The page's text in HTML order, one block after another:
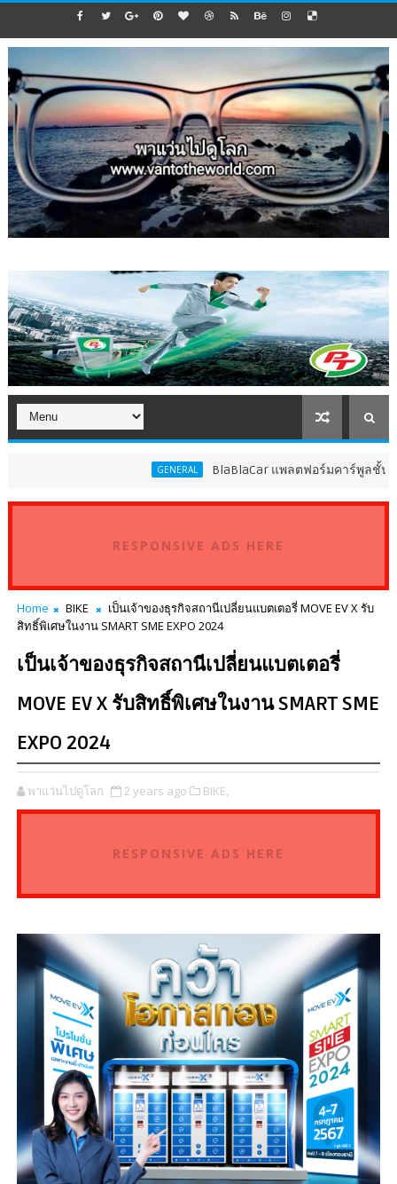
GENERAL BlaBlaCar แพลตฟอร์มคาร์พูลชั้นนำระดั
RESPONSIVE ADS HERE
Home BIKE
เป็นเจ้าของธุรกิจสถานีเปลี่ยนแบตเตอรี่ MOVE EV X รับ
สิทธิ์พิเศษในงาน SMART SME EXPO 2024
เป็นเจ้าของธุรกิจสถานีเปลี่ยนแบตเตอรี่
MOVE EV X รับสิทธิ์พิเศษในงาน SMART SME
EXPO 2024
พาแว่นไปดูโลก 2 years ago BIKE,
RESPONSIVE ADS HERE